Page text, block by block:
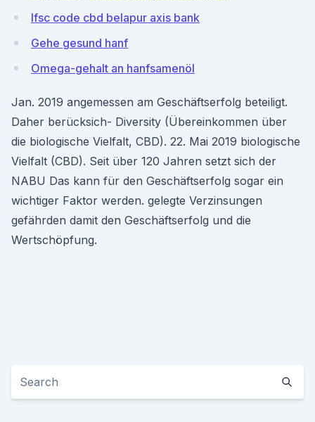
Ifsc code cbd belapur axis bank
Gehe gesund hanf
Omega-gehalt an hanfsamenöl
Jan. 2019 angemessen am Geschäftserfolg beteiligt.
Daher berücksich- Diversity (Übereinkommen über
die biologische Vielfalt, CBD). 22. Mai 2019 biologische
Vielfalt (CBD). Seit über 120 Jahren setzt sich der
NABU Das kann für den Geschäftserfolg sogar ein
wichtiger Faktor werden. gelegte Verzinsungen
gefährden damit den Geschäftserfolg und die
Wertschöpfung.